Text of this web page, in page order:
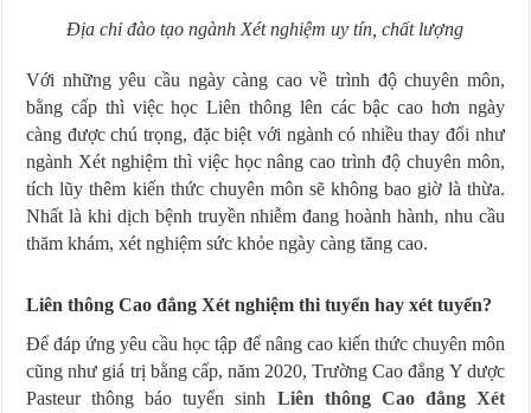
Địa chỉ đào tạo ngành Xét nghiệm uy tín, chất lượng
Với những yêu cầu ngày càng cao về trình độ chuyên môn,
bằng cấp thì việc học Liên thông lên các bậc cao hơn ngày
càng được chú trọng, đặc biệt với ngành có nhiều thay đổi như
ngành Xét nghiệm thì việc học nâng cao trình độ chuyên môn,
tích lũy thêm kiến thức chuyên môn sẽ không bao giờ là thừa.
Nhất là khi dịch bệnh truyền nhiễm đang hoành hành, nhu cầu
thăm khám, xét nghiệm sức khỏe ngày càng tăng cao.
Liên thông Cao đẳng Xét nghiệm thi tuyển hay xét tuyển?
Để đáp ứng yêu cầu học tập để nâng cao kiến thức chuyên môn
cũng như giá trị bằng cấp, năm 2020, Trường Cao đẳng Y dược
Pasteur thông báo tuyển sinh Liên thông Cao đẳng Xét